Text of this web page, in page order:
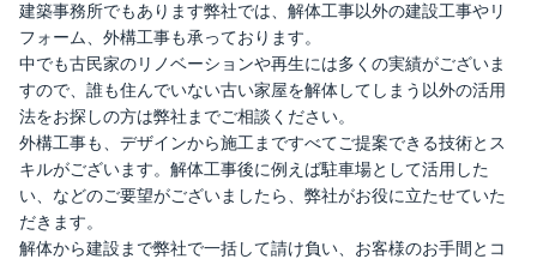
建築事務所でもあります弊社では、解体工事以外の建設工事やリ
フォーム、外構工事も承っております。
中でも古民家のリノベーションや再生には多くの実績がございま
すので、誰も住んでいない古い家屋を解体してしまう以外の活用
法をお探しの方は弊社までご相談ください。
外構工事も、デザインから施工まですべてご提案できる技術とス
キルがございます。解体工事後に例えば駐車場として活用した
い、などのご要望がございましたら、弊社がお役に立たせていた
だきます。
解体から建設まで弊社で一括して請け負い、お客様のお手間とコ